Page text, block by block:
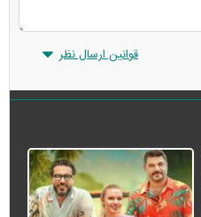
قوانین ارسال نظر